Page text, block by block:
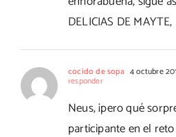
DELICIAS DE
cocido de sopa 4 octubre
responder
Neus, ¡pero qué
participante en el